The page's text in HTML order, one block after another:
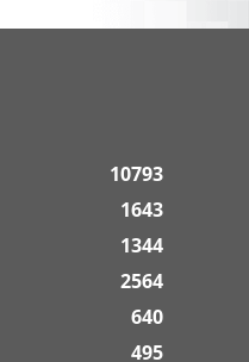
10793
1643
1344
2564
640
495